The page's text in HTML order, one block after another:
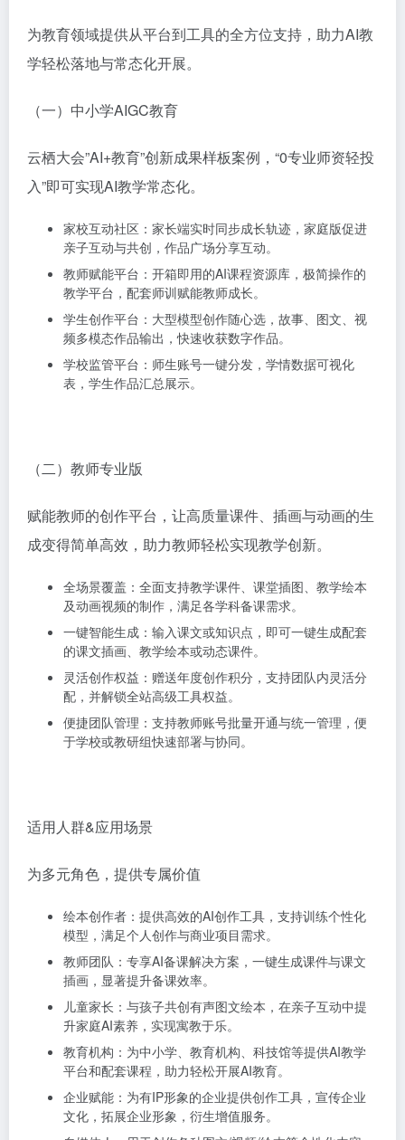
为教育领域提供从平台到工具的全方位支持，助力AI教
学轻松落地与常态化开展。
（一）中小学AIGC教育
云栖大会”AI+教育”创新成果样板案例，“0专业师资轻投
入”即可实现AI教学常态化。
家校互动社区： 家长端实时同步成长轨迹，家庭版促进
亲子互动与共创，作品广场分享互动。
教师赋能平台： 开箱即用的AI课程资源库，极简操作的
教学平台，配套师训赋能教师成长。
学生创作平台： 大型模型创作随心选，故事、图文、视
频多模态作品输出，快速收获数字作品。
学校监管平台： 师生账号一键分发，学情数据可视化
表，学生作品汇总展示。
（二）教师专业版
赋能教师的创作平台，让高质量课件、插画与动画的生
成变得简单高效，助力教师轻松实现教学创新。
全场景覆盖 ： 全面支持教学课件、课堂插图、教学绘本
及动画视频的制作，满足各学科备课需求。
一键智能生成 ： 输入课文或知识点，即可一键生成配套
的课文插画、教学绘本或动态课件。
灵活创作权益 ： 赠送年度创作积分，支持团队内灵活分
配，并解锁全站高级工具权益。
便捷团队管理 ： 支持教师账号批量开通与统一管理，便
于学校或教研组快速部署与协同。
适用人群&应用场景
为多元角色，提供专属价值
绘本创作者： 提供高效的AI创作工具，支持训练个性化
模型，满足个人创作与商业项目需求。
教师团队 ：专享AI备课解决方案，一键生成课件与课文
插画，显著提升备课效率。
儿童家长： 与孩子共创有声图文绘本，在亲子互动中提
升家庭AI素养，实现寓教于乐。
教育机构： 为中小学、教育机构、科技馆等提供AI教学
平台和配套课程，助力轻松开展AI教育。
企业赋能： 为有IP形象的企业提供创作工具，宣传企业
文化，拓展企业形象，衍生增值服务。